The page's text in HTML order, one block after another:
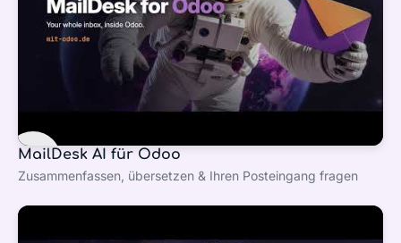
MailDesk AI für Odoo
Zusammenfassen, übersetzen & Ihren Posteingang fragen